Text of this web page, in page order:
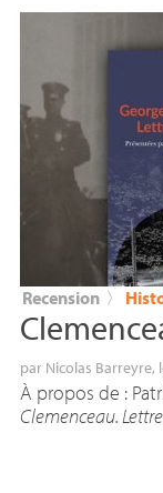
Recension 〉
par Nicolas Barreyre,
À propos de :
Clemenceau.